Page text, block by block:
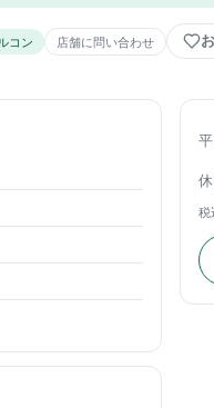
コン 店舗に問い合わせ
税